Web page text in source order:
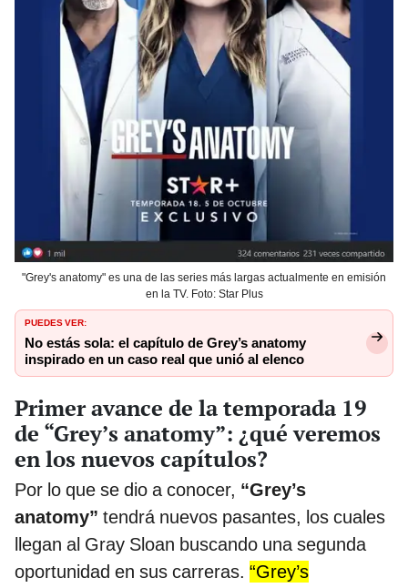
"Grey's anatomy" es una de las series más largas actualmente en emisión
en la TV. Foto: Star Plus
PUEDES VER:
No estás sola: el capítulo de Grey’s anatomy
inspirado en un caso real que unió al elenco
Primer avance de la temporada 19
de “Grey’s anatomy”: ¿qué veremos
en los nuevos capítulos?
Por lo que se dio a conocer, “Grey’s
anatomy” tendrá nuevos pasantes, los cuales
llegan al Gray Sloan buscando una segunda
oportunidad en sus carreras. “Grey’s